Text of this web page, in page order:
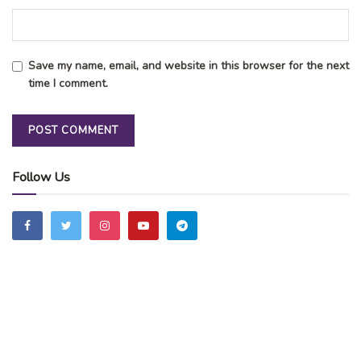
Save my name, email, and website in this browser for the next
time I comment.
Follow Us